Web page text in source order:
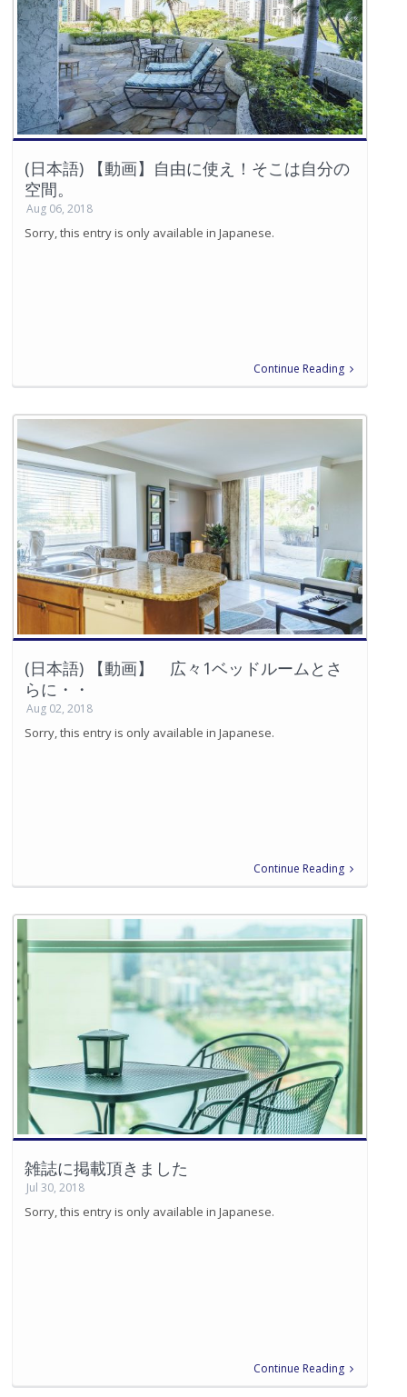
(日本語) 【動画】自由に使え！そこは自分の
空間。
Aug 06, 2018
Sorry, this entry is only available in Japanese.
Continue Reading
(日本語) 【動画】 広々1ベッドルームとさ
らに・・
Aug 02, 2018
Sorry, this entry is only available in Japanese.
Continue Reading
雑誌に掲載頂きました
Jul 30, 2018
Sorry, this entry is only available in Japanese.
Continue Reading